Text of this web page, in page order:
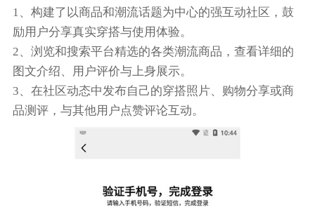
1、构建了以商品和潮流话题为中心的强互动社区，鼓
励用户分享真实穿搭与使用体验。
2、浏览和搜索平台精选的各类潮流商品，查看详细的
图文介绍、用户评价与上身展示。
3、在社区动态中发布自己的穿搭照片、购物分享或商
品测评，与其他用户点赞评论互动。